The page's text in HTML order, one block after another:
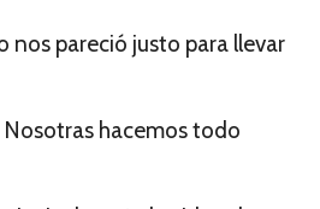
nos pareció justo para llevar
hacemos todo